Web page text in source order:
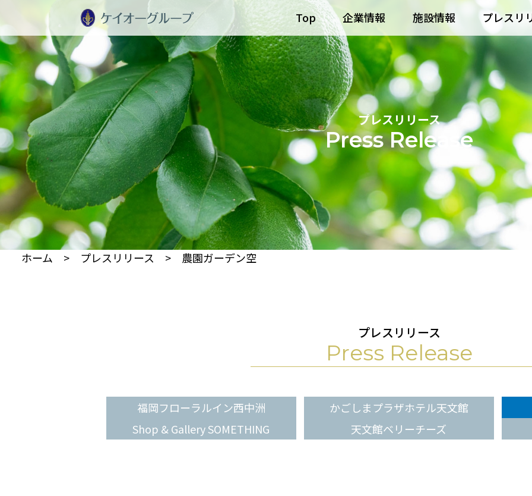
Top 企業情報 施設情報 プレスリ
プレスリリース
Press Release
ホーム > プレスリリース > 農園ガーデン空
プレスリリース
Press Release
福岡フローラルイン西中洲 かごしまプラザホテル天文館
Shop & Gallery SOMETHING
天文館ベリーチーズ